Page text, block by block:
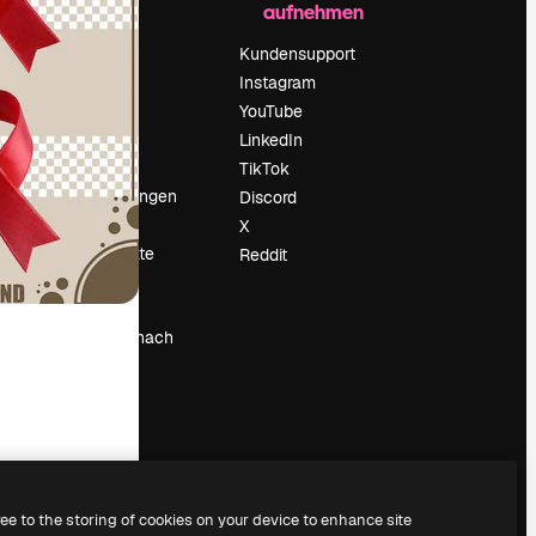
Preise
Über uns
Suchtrends
Blog
Veranstaltungen
Slidesgo
Deine Inhalte
verkaufen
Pressesaal
Suchst du nach
aufnehmen
Kundensupport
Instagram
YouTube
LinkedIn
TikTok
Discord
X
Reddit
to the storing of cookies on your device to enhance site